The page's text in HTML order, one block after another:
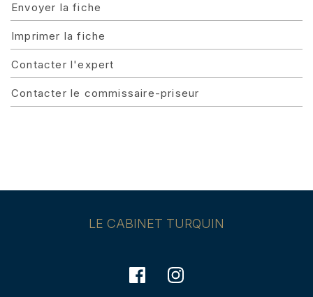
Envoyer la fiche
Imprimer la fiche
Contacter l'expert
Contacter le commissaire-priseur
LE CABINET TURQUIN